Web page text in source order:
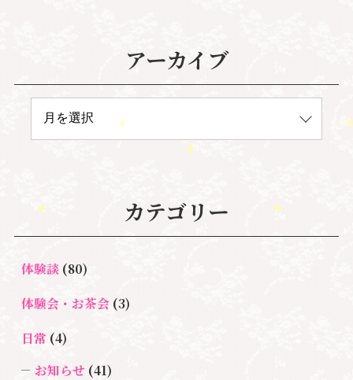
アーカイブ
カテゴリー
体験談(80)
体験会・お茶会(3)
日常 (4)
お知らせ (41)